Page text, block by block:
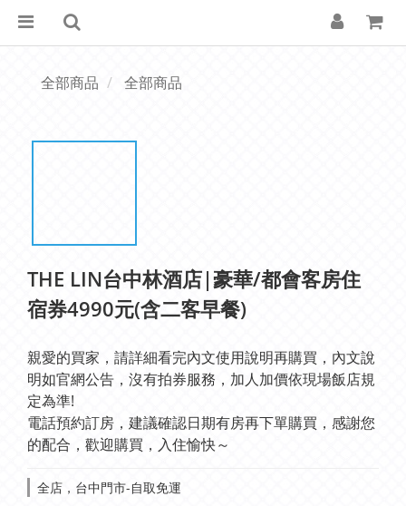
全部商品 全部商品
THE LIN台中林酒店|豪華/都會客房住
宿券4990元(含二客早餐)
親愛的買家，請詳細看完內文使用說明再購買，內文說
明如官網公告，沒有拍券服務，加人加價依現場飯店規
定為準!
電話預約訂房，建議確認日期有房再下單購買，感謝您
的配合，歡迎購買，入住愉快～
全店，台中門市-自取免運